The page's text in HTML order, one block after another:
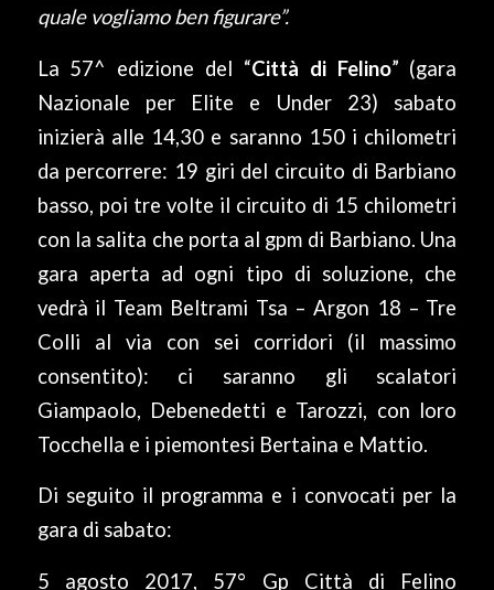
quale vogliamo ben figurare”.
La 57^ edizione del “Città di Felino” (gara
Nazionale per Elite e Under 23) sabato
inizierà alle 14,30 e saranno 150 i chilometri
da percorrere: 19 giri del circuito di Barbiano
basso, poi tre volte il circuito di 15 chilometri
con la salita che porta al gpm di Barbiano. Una
gara aperta ad ogni tipo di soluzione, che
vedrà il Team Beltrami Tsa – Argon 18 – Tre
Colli al via con sei corridori (il massimo
consentito): ci saranno gli scalatori
Giampaolo, Debenedetti e Tarozzi, con loro
Tocchella e i piemontesi Bertaina e Mattio.
Di seguito il programma e i convocati per la
gara di sabato:
5 agosto 2017, 57° Gp Città di Felino